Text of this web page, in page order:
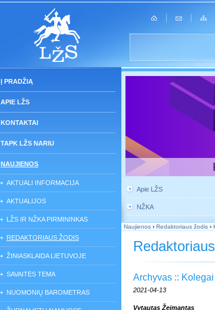
Į PRADŽIĄ
APIE LŽS
KONTAKTAI
TAPK LŽS NARIU
NAUJIENOS
AKTUALI INFORMACIJA
AKTUALIJOS
LŽS IR NŽKA PIRMININKAS
REDAKTORIAUS ŽODIS
ŽINIASKLAIDA LIETUVOJE
SAVAITĖS TEMA
NUOMONIŲ BAROMETRAS
Apie LŽS
NŽKA
Naujienos › Redaktoriaus žodis ›
Archyvas ::
2021-04-13
Vytautas Žeimantas